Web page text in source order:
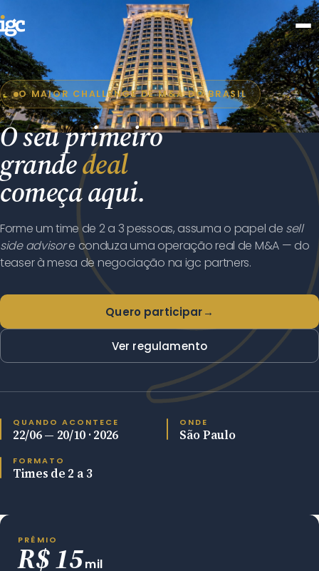
O MAIOR CHALLENGE DE M&A DO BRASIL
O seu primeiro
grandedeal
começa aqui.
Forme um time de 2 a 3 pessoas, assuma o papel de sell
side advisore conduza uma operação real de M&A — do
teaser à mesa de negociação na igc partners.
Quero participar→
Ver regulamento
QUANDO ACONTECE
22/06 — 20/10 · 2026
ONDE
São Paulo
FORMATO
Times de 2 a 3
PRÊMIO
R$ 15mil